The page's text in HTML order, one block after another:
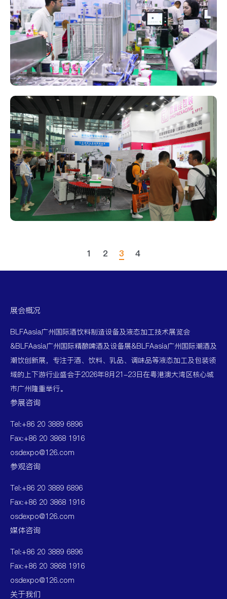
1 2 3 4
展会概况
BLFAasia广州国际酒饮料制造设备及液态加工技术展览会
&BLFAasia广州国际精酿啤酒及设备展&BLFAasia广州国际潮酒及
潮饮创新展，专注于酒、饮料、乳品、调味品等液态加工及包装领
域的上下游行业盛会于2026年8月21-23日在粤港澳大湾区核心城
市广州隆重举行。
参展咨询
Tel:+86 20 3889 6896
Fax:+86 20 3868 1916
osdexpo@126.com
参观咨询
Tel:+86 20 3889 6896
Fax:+86 20 3868 1916
osdexpo@126.com
媒体咨询
Tel:+86 20 3889 6896
Fax:+86 20 3868 1916
osdexpo@126.com
关于我们